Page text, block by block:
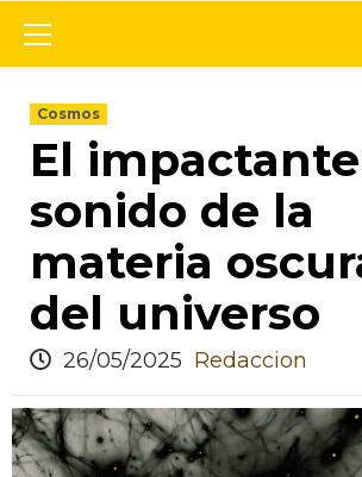
Cosmos
El impactante
sonido de la
materia
del universo
26/05/2025 Redaccion